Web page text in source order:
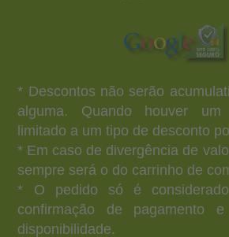
* Descontos não serão
alguma. Quando houver um
limitado a um tipo de desconto
* Em caso de divergência de
sempre será o do carrinho de
* O pedido só é
confirmação de pagamento
disponibilidade.